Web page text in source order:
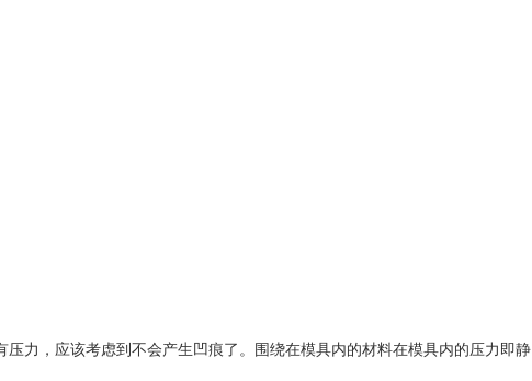
力，应该考虑到不会产生凹痕了。围绕在模具内的材料在模具内的压力即静